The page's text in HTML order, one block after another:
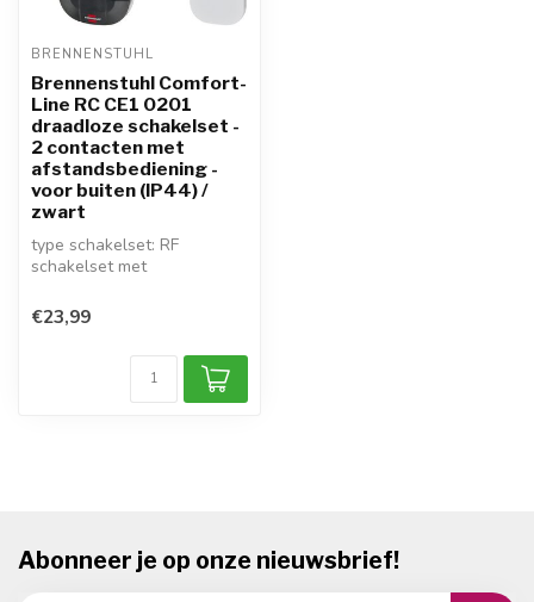
BRENNENSTUHL
Brennenstuhl Comfort-
Line RC CE1 0201
draadloze schakelset -
2 contacten met
afstandsbediening -
voor buiten (IP44) /
zwart
type schakelset: RF
schakelset met
draadloos bereik: 25 meter
€23,99
Abonneer je op onze nieuwsbrief!